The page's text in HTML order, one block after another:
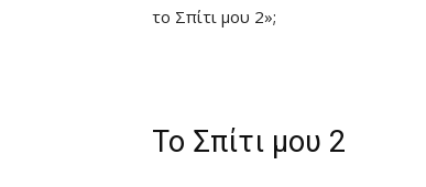
το Σπίτι μου 2»;
Το Σπίτι μου 2